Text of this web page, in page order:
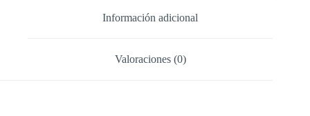
Información adicional
Valoraciones (0)